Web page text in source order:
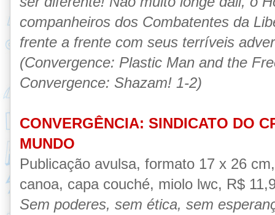
companheiros dos Combatentes da
frente a frente com seus terríveis
(Convergence: Plastic Man and the
Convergence: Shazam! 1-2)
CONVERGÊNCIA: SINDICATO DO
MUNDO
Publicação avulsa, formato 17 x 26
canoa, capa couché, miolo lwc, R$
Sem poderes, sem ética, sem